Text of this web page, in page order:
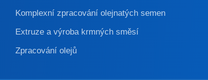
Komplexní zpracování olejnatých semen
Extruze a výroba krmných směsí
Zpracování olejů